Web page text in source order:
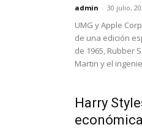
admin - 30 julio,
UMG y Apple
de una edición
de 1965, Rubber
Martin y el
Harry